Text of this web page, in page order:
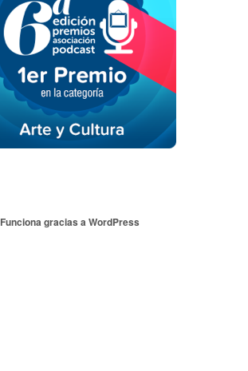
Funciona gracias a WordPress